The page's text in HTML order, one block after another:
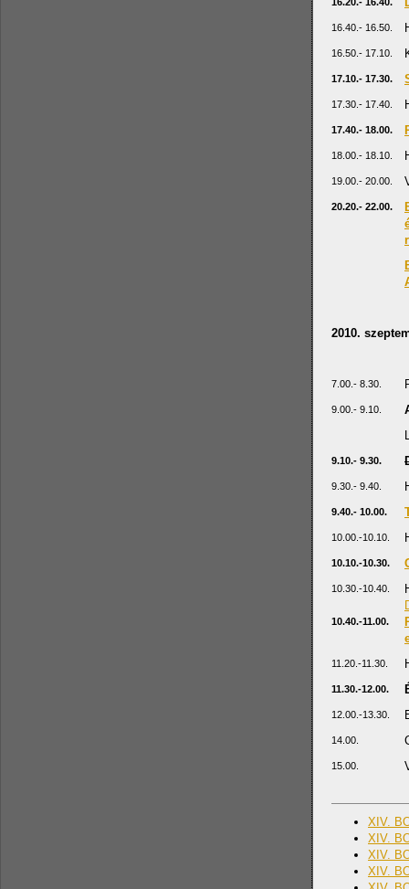
16.40.- 16.50.
16.50.- 17.10.
17.10.- 17.30.
17.30.- 17.40.
17.40.- 18.00.
18.00.- 18.10.
19.00.- 20.00.
20.20.- 22.00.
2010.
7.00.- 8.30.
9.00.- 9.10.
9.10.- 9.30.
9.30.- 9.40.
9.40.- 10.00.
10.00.-10.10.
10.10.-10.30.
10.30.-10.40.
10.40.-11.00.
11.20.-11.30.
11.30.-12.00.
12.00.-13.30.
14.00.
15.00.
XIV.
XIV.
XIV.
XIV.